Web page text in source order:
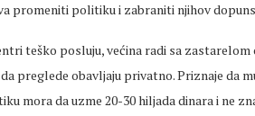
promeniti politiku i zabraniti njihov
teško posluju, većina radi sa
preglede obavljaju privatno. Priznaje da
mora da uzme 20-30 hiljada dinara i ne